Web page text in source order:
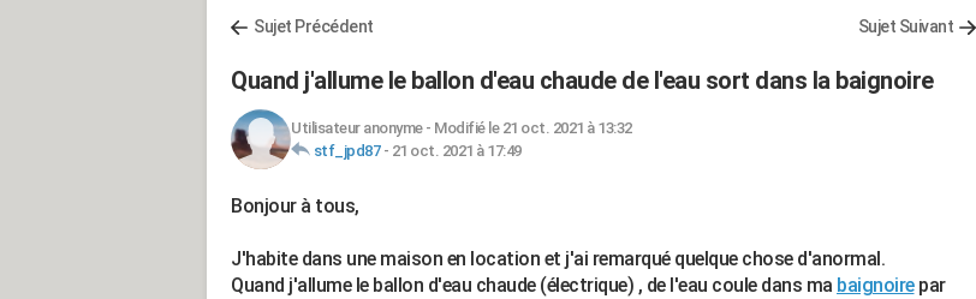
Sujet Précédent Sujet Suivant
Quand j'allume le ballon d'eau chaude de l'eau sort dans la baignoire
Utilisateur anonyme- Modifié le 21 oct. 2021 à 13:32
stf_jpd87- 21 oct. 2021 à 17:49
Bonjour à tous,
J'habite dans une maison en location et j'ai remarqué quelque chose d'anormal.
Quand j'allume le ballon d'eau chaude (électrique) , de l'eau coule dans ma baignoirepar